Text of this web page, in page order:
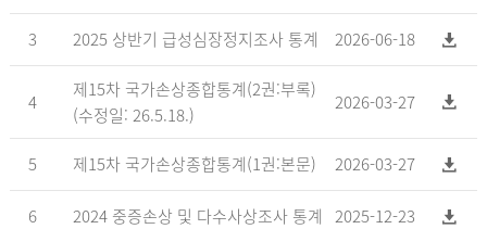
3 2025 상반기 급성심장정지조사 통계 2026-06-18
4
제15차 국가손상종합통계(2권:부록)
(수정일: 26.5.18.)
2026-03-27
5 제15차 국가손상종합통계(1권:본문) 2026-03-27
6 2024 중증손상 및 다수사상조사 통계 2025-12-23